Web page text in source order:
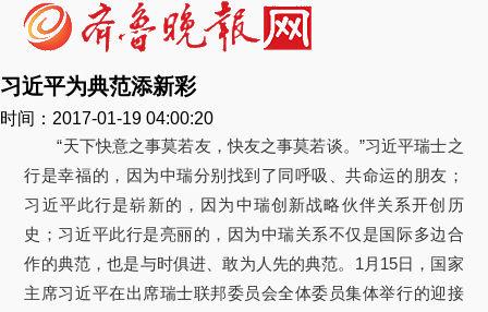
习近平为典范添新彩
时间：2017-01-19 04:00:20
“天下快意之事莫若友，快友之事莫若谈。”习近平瑞士之
行是幸福的，因为中瑞分别找到了同呼吸、共命运的朋友；
习近平此行是崭新的，因为中瑞创新战略伙伴关系开创历
史；习近平此行是亮丽的，因为中瑞关系不仅是国际多边合
作的典范，也是与时俱进、敢为人先的典范。1月15日，国家
主席习近平在出席瑞士联邦委员会全体委员集体举行的迎接